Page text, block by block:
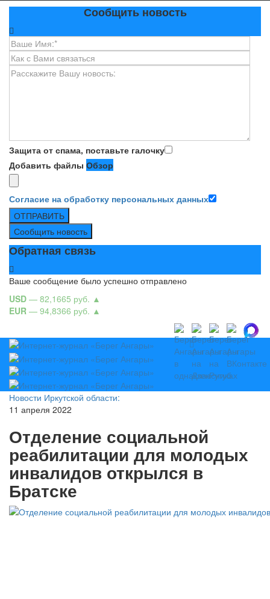
Сообщить новость
Защита от спама, поставьте галочку
Добавить файлы Обзор
Согласие на обработку персональных данных
ОТПРАВИТЬ
Сообщить новость
Обратная связь
Ваше сообщение было успешно отправлено
USD — 82,1665 руб. ▲
EUR — 94,8366 руб. ▲
Новости Иркутской области:
11 апреля 2022
Отделение социальной
реабилитации для молодых
инвалидов открылся в
Братске